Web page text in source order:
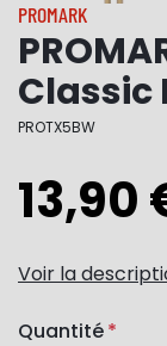
PROMARK
Classic
PROTX5BW
13,90
Voir la
Quantité